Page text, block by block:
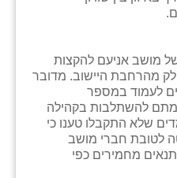
מושב אניעם להקצות
מהרחבת היישוב. מדובר
לעמוד במספר
להשתלבות בקהילה
שלא התקבלו טענו כי
לטובת חברי מושב
מחמירים כפי